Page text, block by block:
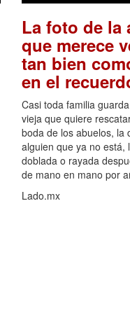
La foto de la
que merece
tan bien
en el
Casi toda familia
vieja que quiere
boda de los abuelos, la
alguien que ya no está,
doblada o rayada
de mano en mano por
Lado.mx